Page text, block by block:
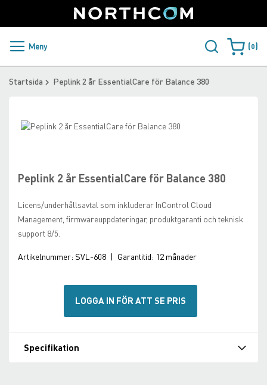
to
Content
Sweden
PRODUKTER OCH LÖSNINGAR
ÅTERFÖRSÄLJARE
Meny Varukorgen
0
Startsida Peplink 2 år EssentialCare för Balance 380
Peplink 2 år EssentialCare för Balance 380
Licens/underhållsavtal som inkluderar InControl Cloud
Management, firmwareuppdateringar, produktgaranti och teknisk
support 8/5.
Artikelnummer: SVL-608 | Garantitid: 12 månader
LOGGA IN FÖR ATT SE PRIS
Skip
of
the
gallery
beginning
of
images
gallery
Specifikation